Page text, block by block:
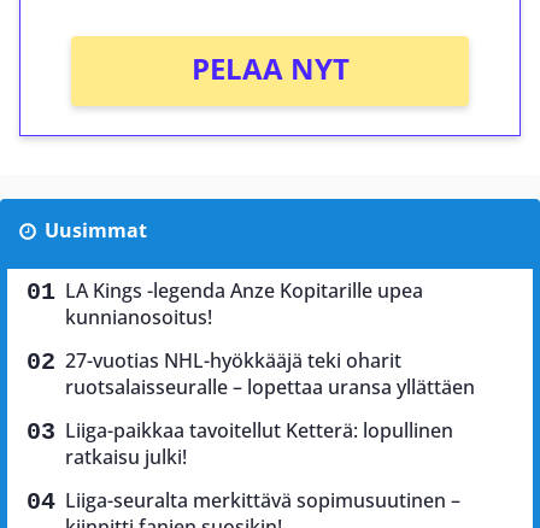
PELAA NYT
Uusimmat
LA Kings -legenda Anze Kopitarille upea
kunnianosoitus!
27-vuotias NHL-hyökkääjä teki oharit
ruotsalaisseuralle – lopettaa uransa yllättäen
Liiga-paikkaa tavoitellut Ketterä: lopullinen
ratkaisu julki!
Liiga-seuralta merkittävä sopimusuutinen –